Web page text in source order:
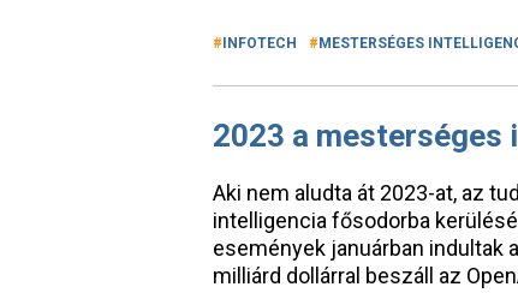
INFOTECH MESTERSÉGES
2023 a mesterséges
Aki nem aludta át 2023-at, az
intelligencia fősodorba
események januárban indultak
milliárd dollárral beszáll az